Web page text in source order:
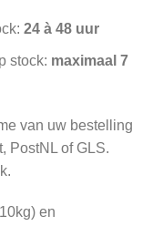
24 à 48 uur
stock: maximaal 7
van uw bestelling
PostNL of GLS.
en